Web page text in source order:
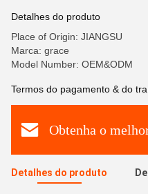
Detalhes do produto
Place of Origin: JIANGSU
Marca: grace
Model Number: OEM&ODM
Termos do pagamento & do
Obtenha o
Detalhes do produto